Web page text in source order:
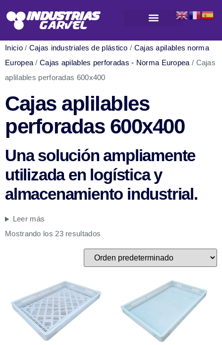
Inicio/ Cajas industriales de plástico / Cajas apilables norma
Europea/Cajas apilables perforadas - Norma Europea/ Cajas
aplilables perforadas 600x400
Cajas aplilables
perforadas 600x400
Una solución ampliamente
utilizada en logística y
almacenamiento industrial.
Leer más
Mostrando los 23 resultados